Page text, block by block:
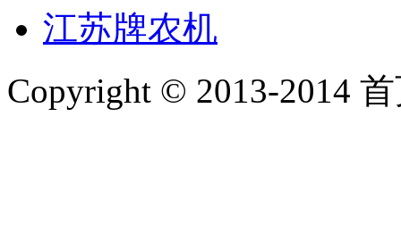
江苏牌农机
Copyright © 2013-2014